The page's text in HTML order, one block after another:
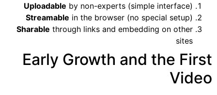
Uploadable by non-experts (simple interface)
Streamable in the browser (no special setup)
Sharable through links and embedding on other
sites
Early Growth and the First
Video